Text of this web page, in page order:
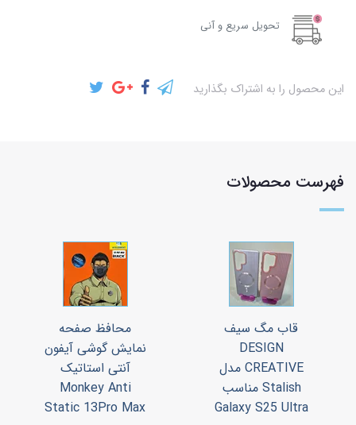
تحویل سریع و آنی
این محصول را به اشتراک بگذارید
فهرست محصولات
قاب مگ سیف
DESIGN
CREATIVE مدل
Stalish مناسب
Galaxy S25 Ultra
محافظ صفحه
نمایش گوشی آیفون
آنتی استاتیک
Monkey Anti
Static 13Pro Max